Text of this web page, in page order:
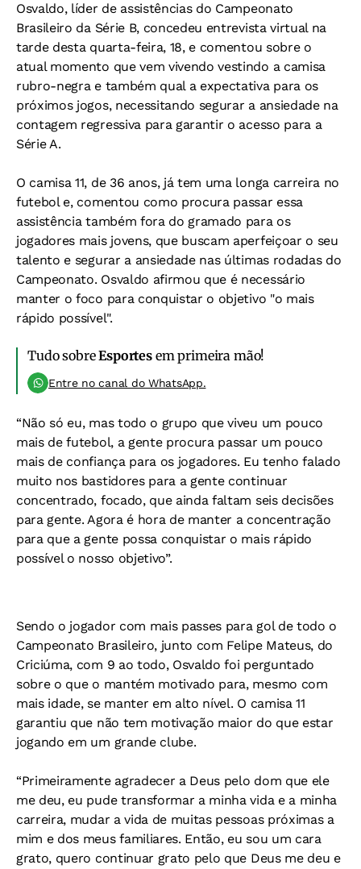
Osvaldo, líder de assistências do Campeonato
Brasileiro da Série B, concedeu entrevista virtual na
tarde desta quarta-feira, 18, e comentou sobre o
atual momento que vem vivendo vestindo a camisa
rubro-negra e também qual a expectativa para os
próximos jogos, necessitando segurar a ansiedade na
contagem regressiva para garantir o acesso para a
Série A.
O camisa 11, de 36 anos, já tem uma longa carreira no
futebol e, comentou como procura passar essa
assistência também fora do gramado para os
jogadores mais jovens, que buscam aperfeiçoar o seu
talento e segurar a ansiedade nas últimas rodadas do
Campeonato. Osvaldo afirmou que é necessário
manter o foco para conquistar o objetivo "o mais
rápido possível".
Tudo sobreEsportesem primeira mão!
Entre no canal do WhatsApp.
“Não só eu, mas todo o grupo que viveu um pouco
mais de futebol, a gente procura passar um pouco
mais de confiança para os jogadores. Eu tenho falado
muito nos bastidores para a gente continuar
concentrado, focado, que ainda faltam seis decisões
para gente. Agora é hora de manter a concentração
para que a gente possa conquistar o mais rápido
possível o nosso objetivo”.
Sendo o jogador com mais passes para gol de todo o
Campeonato Brasileiro, junto com Felipe Mateus, do
Criciúma, com 9 ao todo, Osvaldo foi perguntado
sobre o que o mantém motivado para, mesmo com
mais idade, se manter em alto nível. O camisa 11
garantiu que não tem motivação maior do que estar
jogando em um grande clube.
“Primeiramente agradecer a Deus pelo dom que ele
me deu, eu pude transformar a minha vida e a minha
carreira, mudar a vida de muitas pessoas próximas a
mim e dos meus familiares. Então, eu sou um cara
grato, quero continuar grato pelo que Deus me deu e